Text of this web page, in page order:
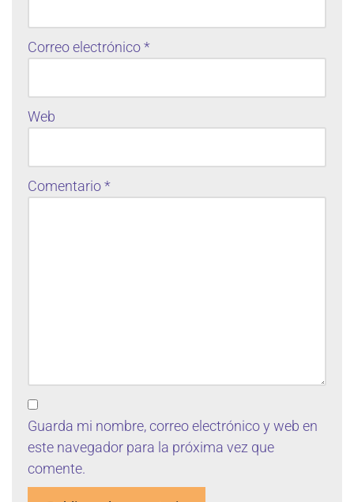
Correo electrónico*
Web
Comentario*
Guarda mi nombre, correo electrónico y web en
este navegador para la próxima vez que
comente.